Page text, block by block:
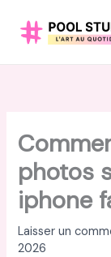
photos
iphone
Laisser un
2026